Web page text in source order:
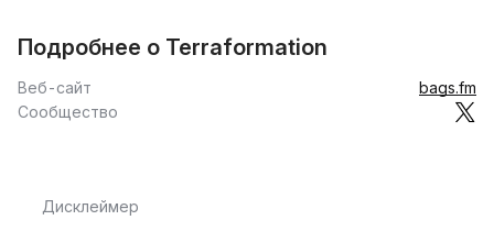
Подробнее о Terraformation
Веб-сайт
bags.fm
Сообщество
Дисклеймер